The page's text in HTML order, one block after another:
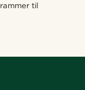
til